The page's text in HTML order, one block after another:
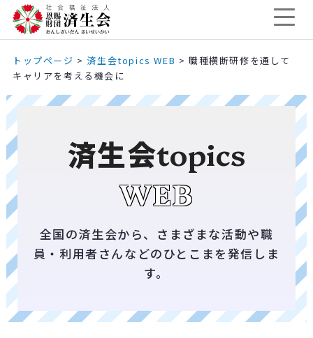
トップページ > 済生会topics WEB > 職種横断研修を通して
キャリアを考える機会に
済生会topics
WEB
全国の済生会から、さまざまな活動や職
員・利用者さんなどのひとこまを発信しま
す。